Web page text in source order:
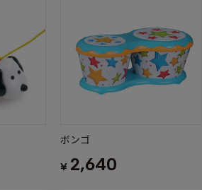
ボンゴ
¥ 2,640